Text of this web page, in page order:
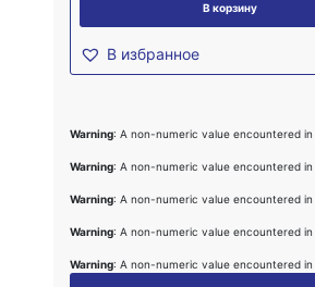
В корзину
В избранное
Warning: A non-numeric value encountered in
Warning: A non-numeric value encountered in
Warning: A non-numeric value encountered in
Warning: A non-numeric value encountered in
Warning: A non-numeric value encountered in